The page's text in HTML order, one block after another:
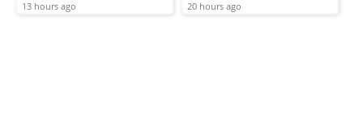
13 hours ago 20 hours ago